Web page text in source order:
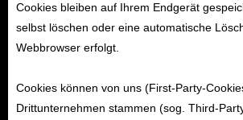
Cookies bleiben auf Ihrem Endgerät
selbst löschen oder eine automatische
Webbrowser erfolgt.
Cookies können von uns (First-Party-
Drittunternehmen stammen (sog. Third-